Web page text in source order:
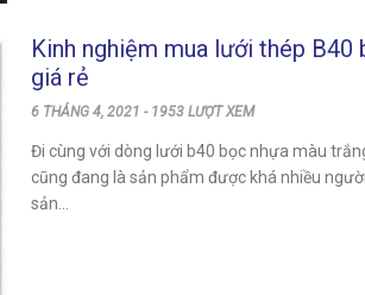
Kinh nghiệm mua lưới thép B40
giá rẻ
6 THÁNG 4, 2021 - 1953 LƯỢT XEM
Đi cùng với dòng lưới b40 bọc nhựa màu
cũng đang là sản phẩm được khá nhiều
sản...